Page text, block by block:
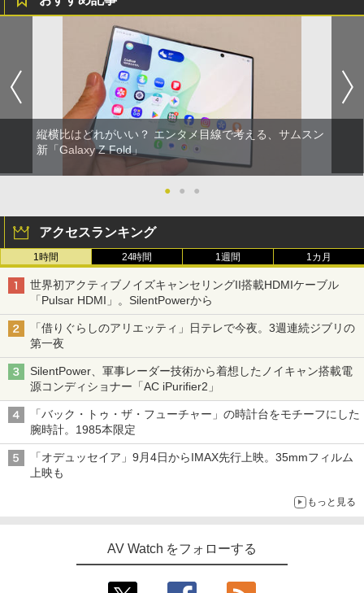
縦横比はどれがいい？ エンタメ目線で考える、サムスン
新「Galaxy Z Fold」
● ● ●
アクセスランキング
1時間 24時間 1週間 1カ月
世界初アクティブノイズキャンセリングII搭載HDMIケーブル
「Pulsar HDMI」。SilentPowerから
「借りぐらしのアリエッティ」日テレで今夜。3週連続ジブリの
第一夜
SilentPower、軍事レーダー技術から着想したノイキャン搭載電
源コンディショナー「AC iPurifier2」
「バック・トゥ・ザ・フューチャー」の時計台をモチーフにした
腕時計。1985本限定
「オデュッセイア」9月4日からIMAX先行上映。35mmフィルム
上映も
もっと見る
AV Watch をフォローする